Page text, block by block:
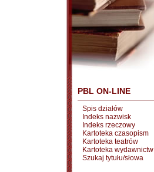
PBL ON-LINE
Spis działów
Indeks nazwisk
Indeks rzeczowy
Kartoteka czasopism
Kartoteka teatrów
Kartoteka wydawnictw
Szukaj tytułu/słowa